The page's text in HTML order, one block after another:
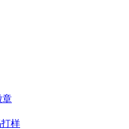
章
样